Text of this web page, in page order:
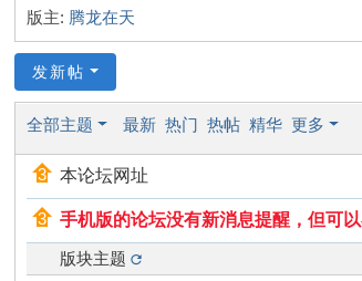
周
易
版主: 腾龙在天
发新帖
全部主题 最新 热门 热帖 精华 更多
本论坛网址
手机版的论坛没有新消息提醒，但可
版块主题